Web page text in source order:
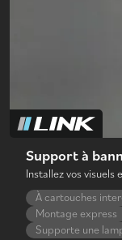
Support à
Installez vos visuels
À cartouches
Montage express
Supporte une